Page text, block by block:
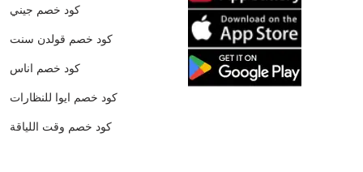
كود خصم جيني
كود خصم قولدن سنت
كود خصم اناس
كود خصم ايوا للنظارات
كود خصم وقت اللياقة